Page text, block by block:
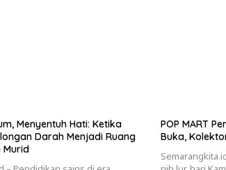
Hati: Ketika
Darah Menjadi Ruang
Murid
POP MART
Buka,